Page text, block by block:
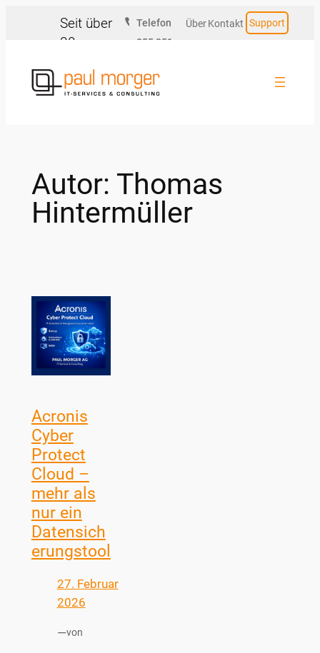
Seit über
30
für Sie
da.
Telefon
055 251
ÜberKontakt Support
Autor: Thomas
Hintermüller
Acronis
Cyber
Protect
Cloud –
mehr als
nur ein
Datensich
erungstool
27. Februar
2026
—von